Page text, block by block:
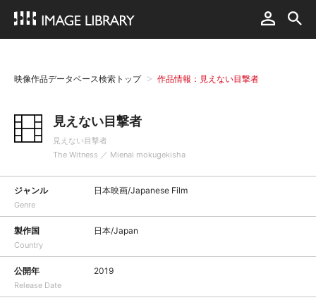
映像作品データベース検索トップ 作品情報：見えない目撃者
見えない目撃者
見えない目撃者
The Witness ／ Mienai mokugekisha
ジャンル
Genre
日本映画/Japanese Film
製作国
Country
日本/Japan
公開年
Release Date
2019